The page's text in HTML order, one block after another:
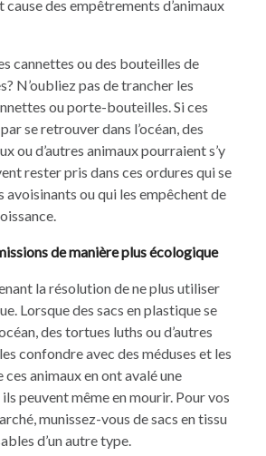
des empêtrements d’animaux
cannettes ou des bouteilles de
N’oubliez pas de trancher les
ou porte-bouteilles. Si ces
se retrouver dans l’océan, des
ou d’autres animaux pourraient s’y
rester pris dans ces ordures qui se
avoisinants ou qui les empêchent de
de manière plus écologique
la résolution de ne plus utiliser
Lorsque des sacs en plastique se
des tortues luths ou d’autres
confondre avec des méduses et les
ces animaux en ont avalé une
peuvent même en mourir. Pour vos
munissez-vous de sacs en tissu
d’un autre type.